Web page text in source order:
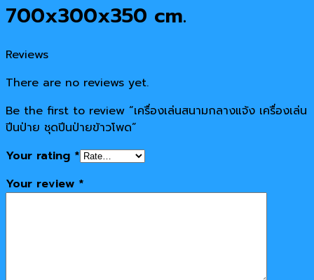
700x300x350 cm.
Reviews
There are no reviews yet.
Be the first to review “เครื่องเล่นสนามกลางแจ้ง เครื่องเล่น
ปีนป่าย ชุดปีนป่ายข้าวโพด”
Your rating *
Your review *